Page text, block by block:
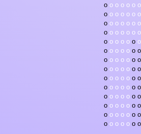
o o o o o o o
o o o o o o o
o o o o o o o
o o o o o o o
o o o o o o o
o o o o o o o
o o o o o o o
o o o o o o o
o o o o o o o
o o o o o o o
o o o o o o o
o o o o o o o
o o o o o o o
o o o o o o o